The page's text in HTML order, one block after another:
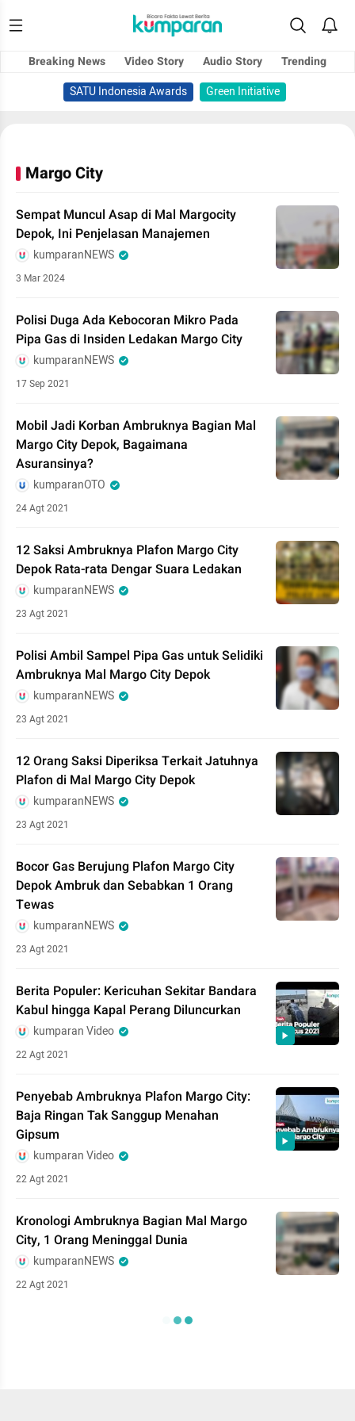
Breaking News Video Story Audio Story
Trending
SATU Indonesia Awards
Green Initiative
Margo City
Sempat Muncul Asap di Mal Margocity
Depok, Ini Penjelasan Manajemen
kumparanNEWS
3 Mar 2024
Polisi Duga Ada Kebocoran Mikro Pada
Pipa Gas di Insiden Ledakan Margo City
kumparanNEWS
17 Sep 2021
Mobil Jadi Korban Ambruknya Bagian Mal
Margo City Depok, Bagaimana
Asuransinya?
kumparanOTO
24 Agt 2021
12 Saksi Ambruknya Plafon Margo City
Depok Rata-rata Dengar Suara Ledakan
kumparanNEWS
23 Agt 2021
Polisi Ambil Sampel Pipa Gas untuk Selidiki
Ambruknya Mal Margo City Depok
kumparanNEWS
23 Agt 2021
12 Orang Saksi Diperiksa Terkait Jatuhnya
Plafon di Mal Margo City Depok
kumparanNEWS
23 Agt 2021
Bocor Gas Berujung Plafon Margo City
Depok Ambruk dan Sebabkan 1 Orang
Tewas
kumparanNEWS
23 Agt 2021
Berita Populer: Kericuhan Sekitar Bandara
Kabul hingga Kapal Perang Diluncurkan
kumparan Video
22 Agt 2021
Penyebab Ambruknya Plafon Margo City:
Baja Ringan Tak Sanggup Menahan
Gipsum
kumparan Video
22 Agt 2021
Kronologi Ambruknya Bagian Mal Margo
City, 1 Orang Meninggal Dunia
kumparanNEWS
22 Agt 2021